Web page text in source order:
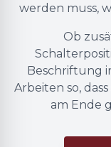
werden muss,
Ob
Beschriftung
Arbeiten so,
am Ende